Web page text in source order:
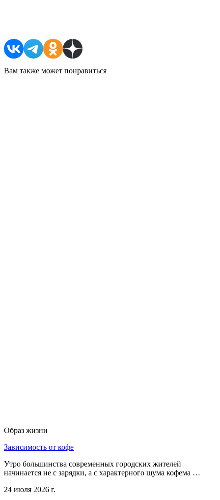
Вам также может понравиться
Образ жизни
Зависимость от кофе
Утро большинства современных городских жителей
начинается не с зарядки, а с характерного шума кофема …
24 июля 2026 г.